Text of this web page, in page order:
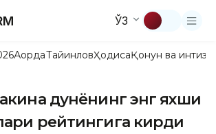
ЎЗ
АқордаТайинловҲодисаҚонун ва
дунёнинг энг яхши
рейтингига кирди